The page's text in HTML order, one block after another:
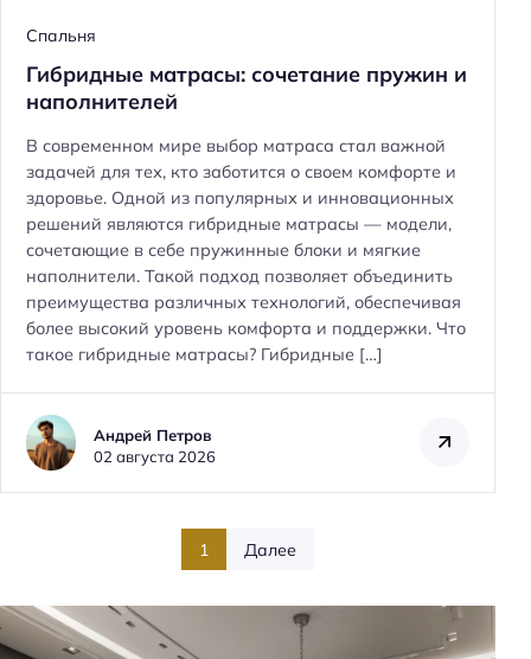
Спальня
Гибридные матрасы: сочетание пружин и
наполнителей
В современном мире выбор матраса стал важной
задачей для тех, кто заботится о своем комфорте и
здоровье. Одной из популярных и инновационных
решений являются гибридные матрасы — модели,
сочетающие в себе пружинные блоки и мягкие
наполнители. Такой подход позволяет объединить
преимущества различных технологий, обеспечивая
более высокий уровень комфорта и поддержки. Что
такое гибридные матрасы? Гибридные […]
Андрей Петров
02 августа 2026
1 Далее